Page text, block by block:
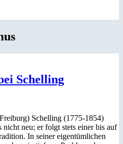
Schelling
Schelling (1775-1854)
neu; er folgt stets einer bis auf
In seiner eigentümlichen